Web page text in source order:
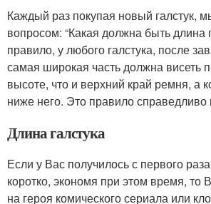
Каждый раз покупая новый галстук,
вопросом: “Какая должна быть длина
правило, у любого галстука, после
самая широкая часть должна висеть
высоте, что и верхний край ремня, а
ниже него. Это правило
Длина галстука
Если у Вас получилось с первого раза
коротко, экономя при этом время, то
на героя комического сериала или